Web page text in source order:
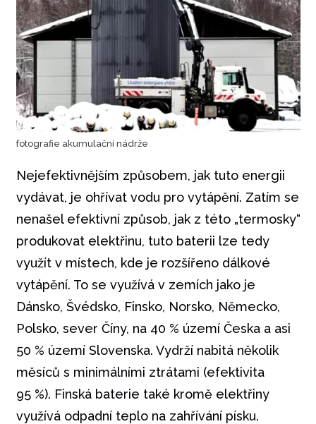
fotografie akumulační nádrže
Nejefektivnějším způsobem, jak tuto energii
vydávat, je ohřívat vodu pro vytápění. Zatím se
nenašel efektivní způsob, jak z této „termosky“
produkovat elektřinu, tuto baterii lze tedy
využít v místech, kde je rozšířeno dálkové
vytápění. To se využívá v zemích jako je
Dánsko, Švédsko, Finsko, Norsko, Německo,
Polsko, sever Číny, na 40 % území Česka a asi
50 % území Slovenska. Vydrží nabitá několik
měsíců s minimálními ztrátami (efektivita
95 %). Finská baterie také kromě elektřiny
využívá odpadní teplo na zahřívání písku.